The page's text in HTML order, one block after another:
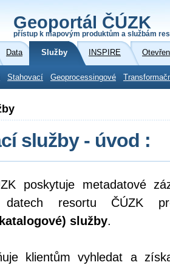
Geoportál ČÚZK
přístup k mapovým produktům a službám
Data Služby INSPIRE
Stahovací Geoprocessingové
služby - úvod :
poskytuje metadatové
datech resortu ČÚZK
služby.
klientům vyhledat a